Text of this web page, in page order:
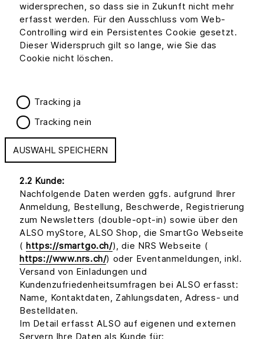
widersprechen, so dass sie in Zukunft nicht mehr
erfasst werden. Für den Ausschluss vom Web‐
Controlling wird ein Persistentes Cookie gesetzt.
Dieser Widerspruch gilt so lange, wie Sie das
Cookie nicht löschen.
Tracking ja
Tracking nein
AUSWAHL SPEICHERN
2.2 Kunde:
Nachfolgende Daten werden ggfs. aufgrund Ihrer
Anmeldung, Bestellung, Beschwerde, Registrierung
zum Newsletters (double-opt-in) sowie über den
ALSO myStore, ALSO Shop, die SmartGo Webseite
(https://smartgo.ch/), die NRS Webseite (
https://www.nrs.ch/) oder Eventanmeldungen, inkl.
Versand von Einladungen und
Kundenzufriedenheitsumfragen bei ALSO erfasst:
Name, Kontaktdaten, Zahlungsdaten, Adress- und
Bestelldaten.
Im Detail erfasst ALSO auf eigenen und externen
Servern Ihre Daten als Kunde für: